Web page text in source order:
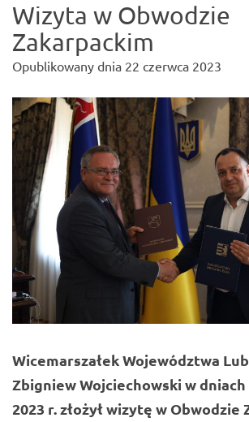
Wizyta w Obwodzie
Zakarpackim
Opublikowany dnia 22 czerwca 2023
Wicemarszałek Województwa
Zbigniew Wojciechowski w dniach
2023 r. złożył wizytę w Obwodzie